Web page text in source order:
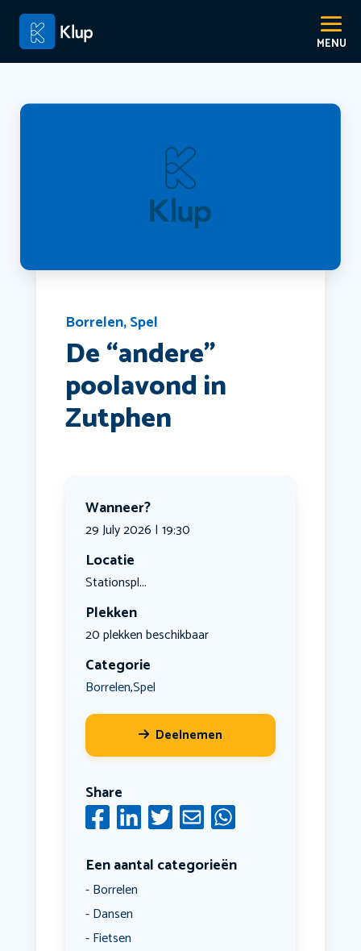
Borrelen,Spel
De “andere”
poolavond in
Zutphen
Wanneer?
29 July 2026 | 19:30
Locatie
Stationspl...
Plekken
20 plekken beschikbaar
Categorie
Borrelen,Spel
Deelnemen
Share
Een aantal categorieën
Borrelen
Dansen
Fietsen